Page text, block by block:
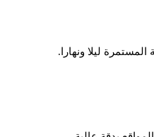
ليلا ونهارا.